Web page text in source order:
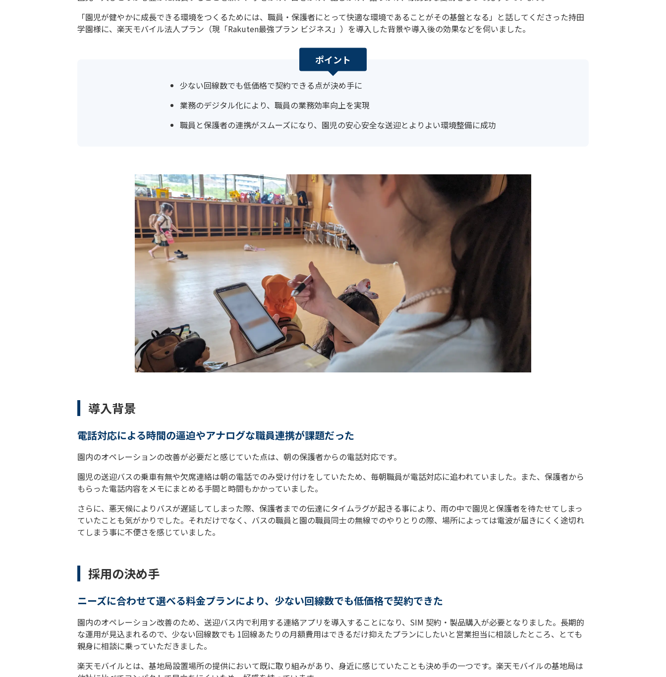
「園児が健やかに成長できる環境をつくるためには、職員・保護者にとって快適な環境であることがその基盤となる」と話してくださった持田
学園様に、楽天モバイル法人プラン（現「Rakuten最強プラン ビジネス」）を導入した背景や導入後の効果などを伺いました。
ポイント
少ない回線数でも低価格で契約できる点が決め手に
業務のデジタル化により、職員の業務効率向上を実現
職員と保護者の連携がスムーズになり、園児の安心安全な送迎とよりよい環境整備に成功
導入背景
電話対応による時間の逼迫やアナログな職員連携が課題だった
園内のオペレーションの改善が必要だと感じていた点は、朝の保護者からの電話対応です。
園児の送迎バスの乗車有無や欠席連絡は朝の電話でのみ受け付けをしていたため、毎朝職員が電話対応に追われていました。また、保護者から
もらった電話内容をメモにまとめる手間と時間もかかっていました。
さらに、悪天候によりバスが遅延してしまった際、保護者までの伝達にタイムラグが起きる事により、雨の中で園児と保護者を待たせてしまっ
ていたことも気がかりでした。それだけでなく、バスの職員と園の職員同士の無線でのやりとりの際、場所によっては電波が届きにくく途切れ
てしまう事に不便さを感じていました。
採用の決め手
ニーズに合わせて選べる料金プランにより、少ない回線数でも低価格で契約できた
園内のオペレーション改善のため、送迎バス内で利用する連絡アプリを導入することになり、SIM 契約・製品購入が必要となりました。長期的
な運用が見込まれるので、少ない回線数でも 1回線あたりの月額費用はできるだけ抑えたプランにしたいと営業担当に相談したところ、とても
親身に相談に乗っていただきました。
楽天モバイルとは、基地局設置場所の提供において既に取り組みがあり、身近に感じていたことも決め手の一つです。楽天モバイルの基地局は